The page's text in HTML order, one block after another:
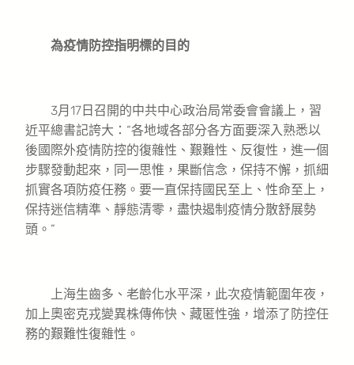
為疫情防控指明標的目的
3月17日召開的中共中心政治局常委會會議上，習
近平總書記誇大：“各地域各部分各方面要深入熟悉以
後國際外疫情防控的復雜性、艱難性、反復性，進一個
步驟發動起來，同一思惟，果斷信念，保持不懈，抓細
抓實各項防疫任務。要一直保持國民至上、性命至上，
保持迷信精準、靜態清零，盡快遏制疫情分散舒展勢
頭。”
上海生齒多、老齡化水平深，此次疫情範圍年夜，
加上奧密克戎變異株傳佈快、藏匿性強，增添了防控任
務的艱難性復雜性。